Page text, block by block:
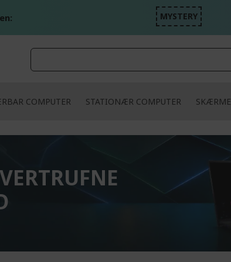
MYSTERY
COMPUTER STATIONÆR COMPUTER SKÆRME